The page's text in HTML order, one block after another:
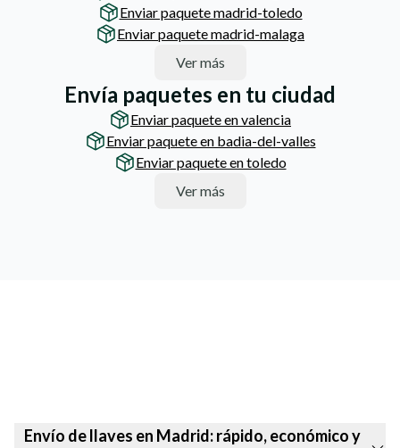
Enviar paquete madrid-toledo
Enviar paquete madrid-malaga
Ver más
Envía paquetes en tu ciudad
Enviar paquete en valencia
Enviar paquete en badia-del-valles
Enviar paquete en toledo
Ver más
Envío de llaves en Madrid: rápido, económico y